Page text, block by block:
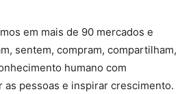
em mais de 90 mercados e
sentem, compram, compartilham,
humano com
pessoas e inspirar crescimento.